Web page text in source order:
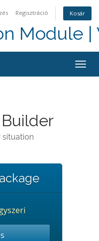
Regisztráció Kosár
Module
situation